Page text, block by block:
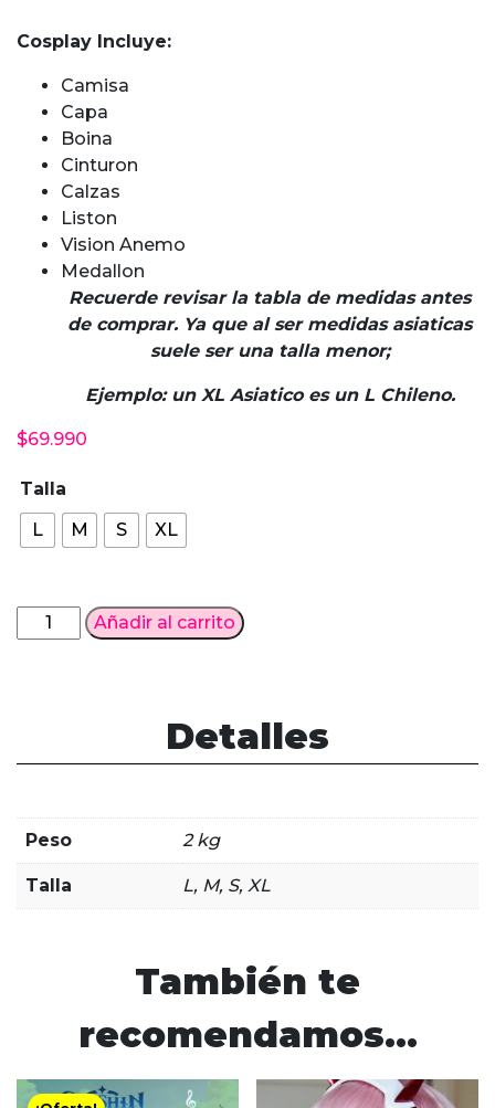
$69.990
Cosplay Incluye:
Camisa
Capa
Boina
Cinturon
Calzas
Liston
Vision Anemo
Medallon
Recuerde revisar la tabla de medidas antes
de comprar. Ya que al ser medidas asiaticas
suele ser una talla menor;
Ejemplo: un XL Asiatico es un L Chileno.
Talla
L
M S XL
Cosplay
Venti
Añadir al carrito
Detalles
Peso 2 kg
Talla L, M, S, XL
También te
recomendamos…